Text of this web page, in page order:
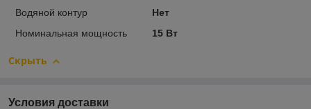
Водяной контур
Нет
Номинальная мощность
15 Вт
Скрыть
Условия доставки